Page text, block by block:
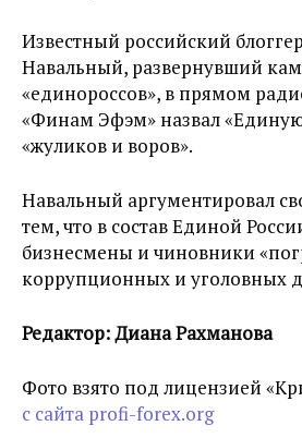
Известный российский
Навальный, развернувший
«единороссов», в прямом
«Финам Эфэм» назвал
«жуликов и воров».
Навальный аргументировал
тем, что в состав Единой
бизнесмены и чиновники
коррупционных и уголовных
Редактор: Диана Рахманова
Фото взято под лицензией
с сайта profi-forex.org